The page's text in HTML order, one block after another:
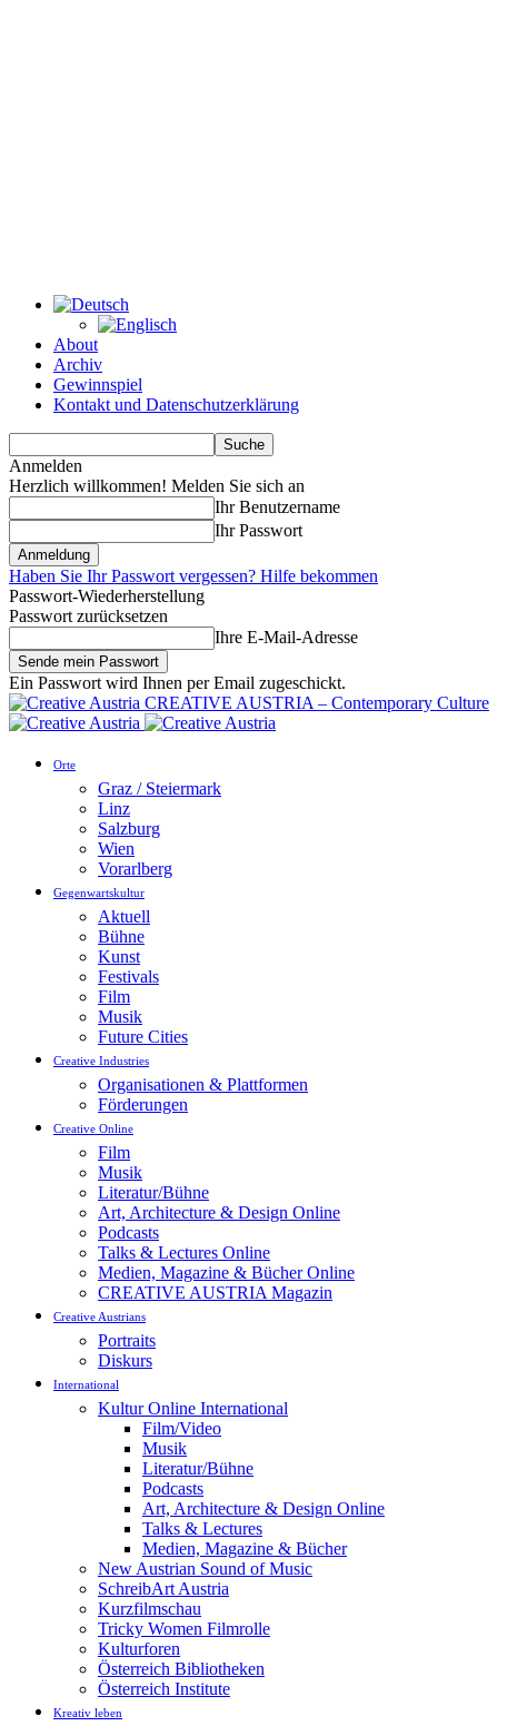
About
Archiv
Gewinnspiel
Kontakt und Datenschutzerklärung
Anmelden
Herzlich willkommen! Melden Sie sich an
Ihr Benutzername
Ihr Passwort
Haben Sie Ihr Passwort vergessen? Hilfe bekommen
Passwort-Wiederherstellung
Passwort zurücksetzen
Ihre E-Mail-Adresse
Ein Passwort wird Ihnen per Email zugeschickt.
CREATIVE AUSTRIA – Contemporary Culture
Orte
Graz / Steiermark
Linz
Salzburg
Wien
Vorarlberg
Gegenwartskultur
Aktuell
Bühne
Kunst
Festivals
Film
Musik
Future Cities
Creative Industries
Organisationen & Plattformen
Förderungen
Creative Online
Film
Musik
Literatur/Bühne
Art, Architecture & Design Online
Podcasts
Talks & Lectures Online
Medien, Magazine & Bücher Online
CREATIVE AUSTRIA Magazin
Creative Austrians
Portraits
Diskurs
International
Kultur Online International
Film/Video
Musik
Literatur/Bühne
Podcasts
Art, Architecture & Design Online
Talks & Lectures
Medien, Magazine & Bücher
New Austrian Sound of Music
SchreibArt Austria
Kurzfilmschau
Tricky Women Filmrolle
Kulturforen
Österreich Bibliotheken
Österreich Institute
Kreativ leben